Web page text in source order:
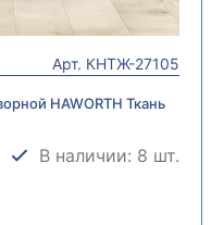
Арт. КНТЖ-27105
HAWORTH Ткань
В наличии: 8 шт.